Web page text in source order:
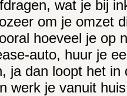
wat je bij
om je omzet
hoeveel je op
auto, huur je
ja dan loopt het in
werk je vanuit